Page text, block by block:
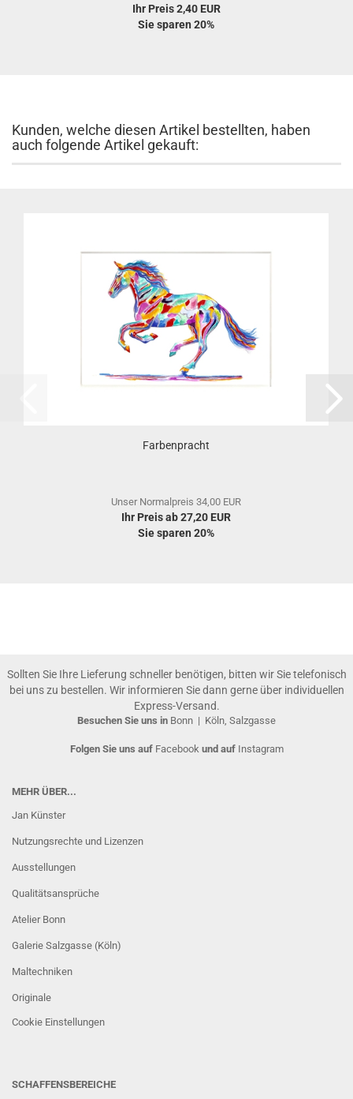
Ihr Preis 2,40 EUR
Sie sparen 20%
Kunden, welche diesen Artikel bestellten, haben
auch folgende Artikel gekauft:
Farbenpracht
Unser Normalpreis 34,00 EUR
Ihr Preis ab 27,20 EUR
Sie sparen 20%
Sollten Sie Ihre Lieferung schneller benötigen, bitten wir Sie telefonisch
bei uns zu bestellen. Wir informieren Sie dann gerne über individuellen
Express-Versand.
Besuchen Sie uns in Bonn | Köln, Salzgasse
Folgen Sie uns auf Facebook und auf Instagram
MEHR ÜBER...
Jan Künster
Nutzungsrechte und Lizenzen
Ausstellungen
Qualitätsansprüche
Atelier Bonn
Galerie Salzgasse (Köln)
Maltechniken
Originale
Cookie Einstellungen
SCHAFFENSBEREICHE